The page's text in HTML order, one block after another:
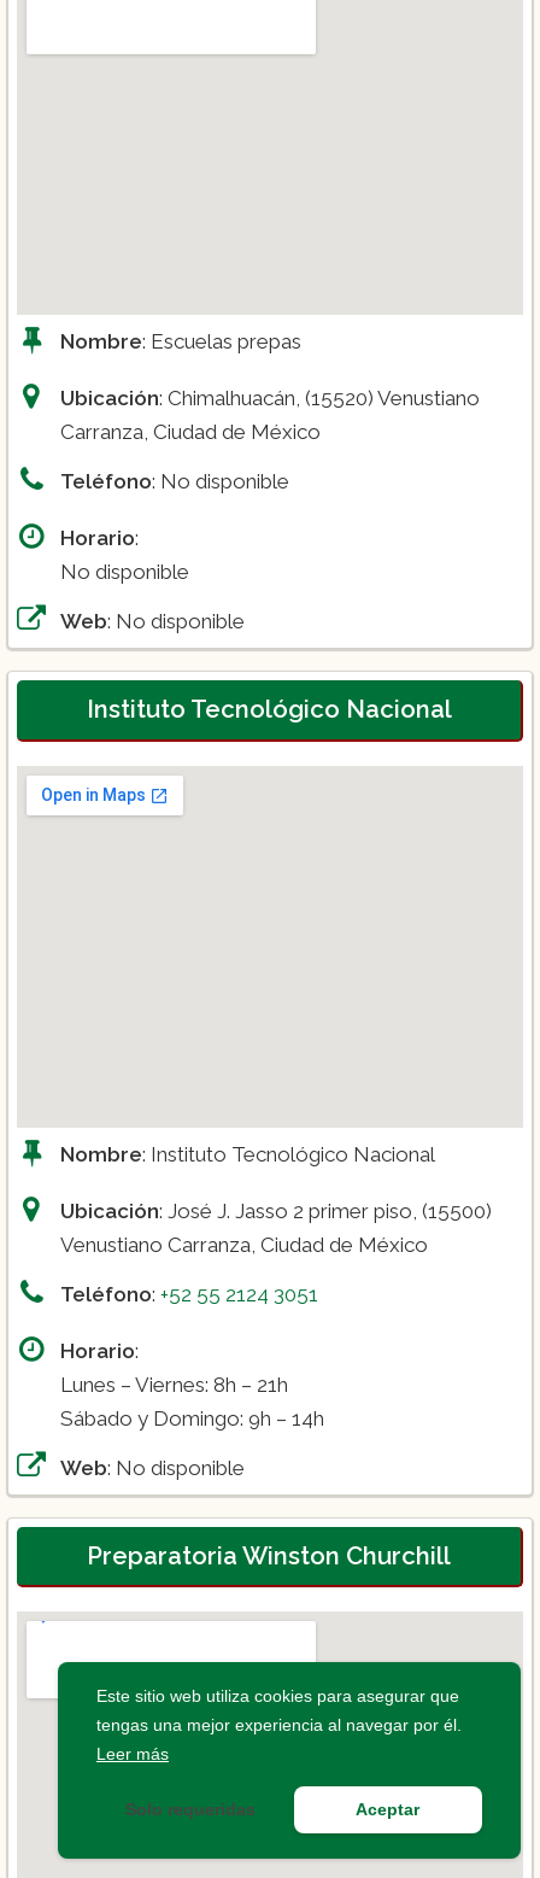
Nombre: Escuelas prepas
Ubicación: Chimalhuacán, (15520) Venustiano
Carranza, Ciudad de México
Teléfono: No disponible
Horario:
No disponible
Web: No disponible
Instituto Tecnológico Nacional
Nombre: Instituto Tecnológico Nacional
Ubicación: José J. Jasso 2 primer piso, (15500)
Venustiano Carranza, Ciudad de México
Teléfono: +52 55 2124 3051
Horario:
Lunes – Viernes: 8h – 21h
Sábado y Domingo: 9h – 14h
Web: No disponible
Preparatoria Winston Churchill
Este sitio web utiliza cookies para asegurar que
tengas una mejor experiencia al navegar por él.
Leer más
Solo requeridas Aceptar